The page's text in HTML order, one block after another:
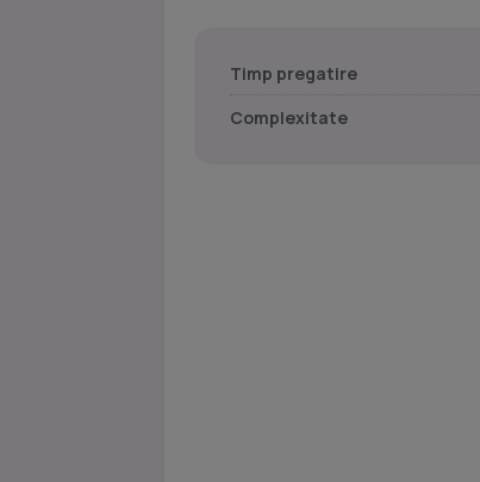
Timp pregatire
Complexitate